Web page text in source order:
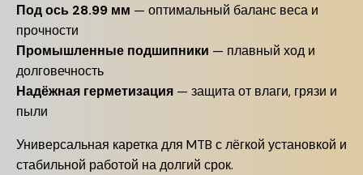
Под ось 28.99 мм — оптимальный баланс веса и
прочности
Промышленные подшипники — плавный ход и
долговечность
Надёжная герметизация — защита от влаги, грязи и
пыли
Универсальная каретка для MTB с лёгкой установкой и
стабильной работой на долгий срок.